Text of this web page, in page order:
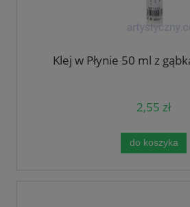
Klej w Płynie 50 ml z
2,55 zł
do koszyka